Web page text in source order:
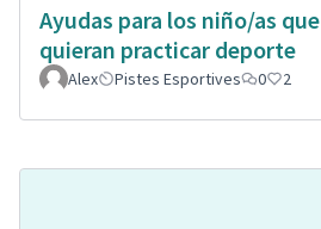
Ayudas para los niño/as que
quieran practicar deporte
Alex Pistes Esportives 0 2